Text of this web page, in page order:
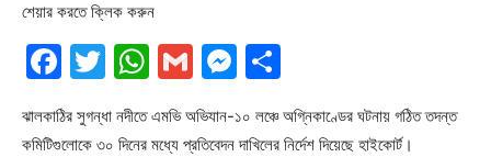
শেয়ার করতে ক্লিক করুন
Facebook
Twitter
WhatsApp
GmailMessenger
ঝালকাঠির সুগন্ধা নদীতে এমভি অভিযান-১০ লঞ্চে অগ্নিকাণ্ডের ঘটনায় গঠিত তদন্ত
কমিটিগুলোকে ৩০ দিনের মধ্যে প্রতিবেদন দাখিলের নির্দেশ দিয়েছে হাইকোর্ট।